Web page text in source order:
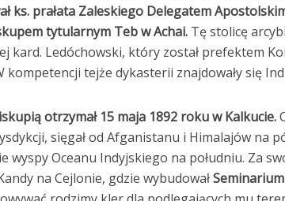
ks. prałata Zaleskiego Delegatem
tytularnym Teb w Achai. Tę stolicę
kard. Ledóchowski, który został prefektem
kompetencji tejże dykasterii znajdowały się
otrzymał 15 maja 1892 roku w Kalkucie.
sięgał od Afganistanu i Himalajów na
wyspy Oceanu Indyjskiego na południu. Za
na Cejlonie, gdzie wybudował